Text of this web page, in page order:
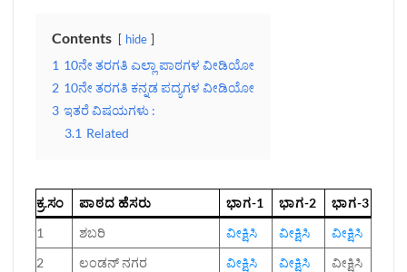
Contents hide
1 10ನೇ ತರಗತಿ ಎಲ್ಲಾ ಪಾಠಗಳ ವೀಡಿಯೋ
2 10ನೇ ತರಗತಿ ಕನ್ನಡ ಪದ್ಯಗಳ ವೀಡಿಯೋ
3 ಇತರೆ ವಿಷಯಗಳು :
3.1 Related
ಕ್ರ.ಸಂ ಪಾಠದ ಹೆಸರು ಭಾಗ-1 ಭಾಗ-2
ಭಾಗ-3
1
ಶಬರಿ ವೀಕ್ಷಿಸಿ ವೀಕ್ಷಿಸಿ
ವೀಕ್ಷಿಸಿ
2
ಲಂಡನ್ ನಗರ ವೀಕ್ಷಿಸಿ ವೀಕ್ಷಿಸಿ
ವೀಕ್ಷಿಸಿ